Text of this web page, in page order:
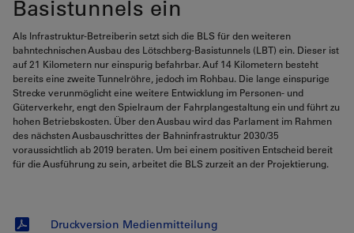
Basistunnels ein
Als Infrastruktur-Betreiberin setzt sich die BLS für den weiteren
bahntechnischen Ausbau des Lötschberg-Basistunnels (LBT) ein. Dieser ist
auf 21 Kilometern nur einspurig befahrbar. Auf 14 Kilometern besteht
bereits eine zweite Tunnelröhre, jedoch im Rohbau. Die lange einspurige
Strecke verunmöglicht eine weitere Entwicklung im Personen- und
Güterverkehr, engt den Spielraum der Fahrplangestaltung ein und führt zu
hohen Betriebskosten. Über den Ausbau wird das Parlament im Rahmen
des nächsten Ausbauschrittes der Bahninfrastruktur 2030/35
voraussichtlich ab 2019 beraten. Um bei einem positiven Entscheid bereit
für die Ausführung zu sein, arbeitet die BLS zurzeit an der Projektierung.
Druckversion Medienmitteilung